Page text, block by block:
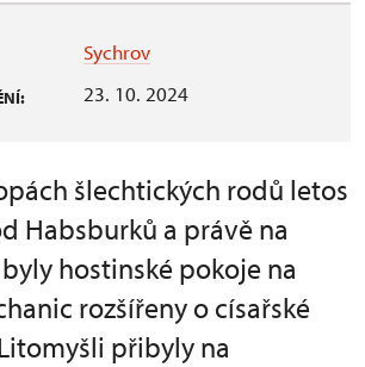
Sychrov
23. 10. 2024
šlechtických rodů letos
Habsburků a právě na
hostinské pokoje na
rozšířeny o císařské
přibyly na